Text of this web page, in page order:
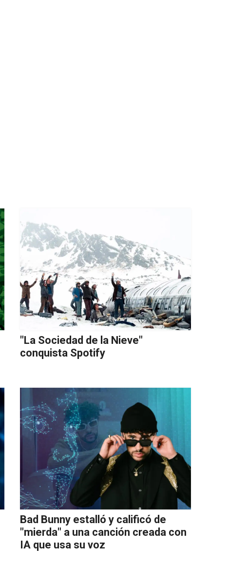
"La Sociedad de la Nieve"
conquista Spotify
Bad Bunny estalló y calificó de
"mierda" a una canción creada con
IA que usa su voz